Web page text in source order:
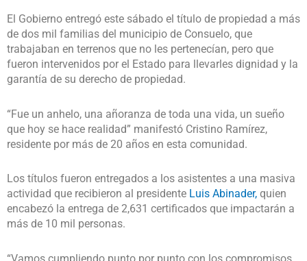
El Gobierno entregó este sábado el título de propiedad a más
de dos mil familias del municipio de Consuelo, que
trabajaban en terrenos que no les pertenecían, pero que
fueron intervenidos por el Estado para llevarles dignidad y la
garantía de su derecho de propiedad.
“Fue un anhelo, una añoranza de toda una vida, un sueño
que hoy se hace realidad” manifestó Cristino Ramírez,
residente por más de 20 años en esta comunidad.
Los títulos fueron entregados a los asistentes a una masiva
actividad que recibieron al presidente Luis Abinader, quien
encabezó la entrega de 2,631 certificados que impactarán a
más de 10 mil personas.